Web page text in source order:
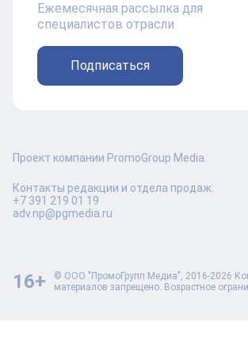
Ежемесячная рассылка для
специалистов отрасли
Подписаться
Проект компании PromoGroup Media.
Контакты редакции и отдела продаж:
+7 391 219 01 19
adv.np@pgmedia.ru
© ООО "ПромоГрупп Медиа", 2016-2026
материалов запрещено. Возрастное
16+